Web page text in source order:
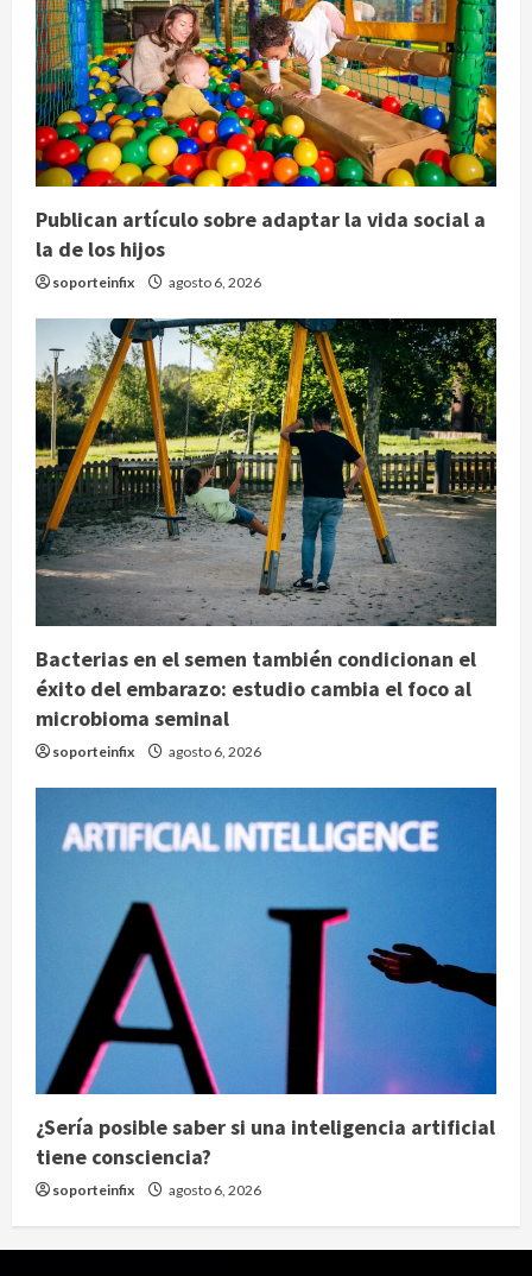
Publican artículo sobre adaptar la vida social a
la de los hijos
soporteinfix agosto 6, 2026
Bacterias en el semen también condicionan el
éxito del embarazo: estudio cambia el foco al
microbioma seminal
soporteinfix agosto 6, 2026
¿Sería posible saber si una inteligencia artificial
tiene consciencia?
soporteinfix agosto 6, 2026